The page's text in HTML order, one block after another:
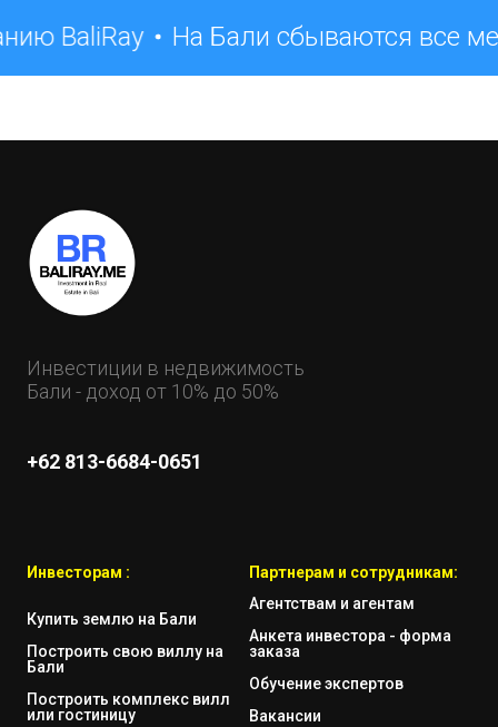
BaliRay На Бали сбываются все
Инвестиции в недвижимость
Бали - доход от 10% до 50%
+62 813-6684-0651
Инвесторам :
Купить землю на Бали
Построить свою виллу на
Бали
Построить комплекс вилл
или гостиницу
Партнерам и сотрудникам:
Агентствам и агентам
Анкета инвестора - форма
заказа
Обучение экспертов
Вакансии